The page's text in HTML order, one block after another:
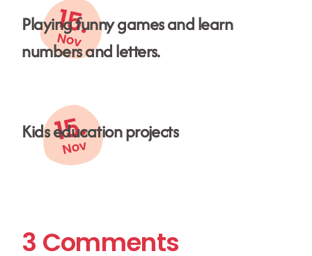
15.
Nov
Playing funny games and learn
numbers and letters.
15.
Nov
Kids education projects
3 Comments